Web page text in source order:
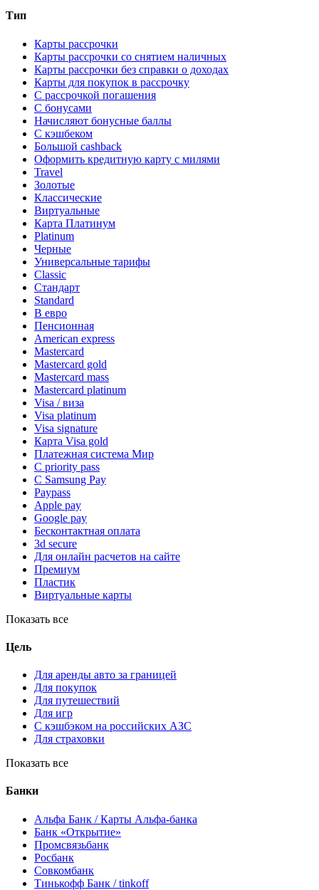
Тип
Карты рассрочки
Карты рассрочки со снятием наличных
Карты рассрочки без справки о доходах
Карты для покупок в рассрочку
С рассрочкой погашения
С бонусами
Начисляют бонусные баллы
С кэшбеком
Большой cashback
Оформить кредитную карту с милями
Travel
Золотые
Классические
Виртуальные
Карта Платинум
Platinum
Черные
Универсальные тарифы
Classic
Стандарт
Standard
В евро
Пенсионная
American express
Mastercard
Mastercard gold
Mastercard mass
Mastercard platinum
Visa / виза
Visa platinum
Visa signature
Карта Visa gold
Платежная система Мир
С priority pass
С Samsung Pay
Paypass
Apple pay
Google pay
Бесконтактная оплата
3d secure
Для онлайн расчетов на сайте
Премиум
Пластик
Виртуальные карты
Показать все
Цель
Для аренды авто за границей
Для покупок
Для путешествий
Для игр
С кэшбэком на российских АЗС
Для страховки
Показать все
Банки
Альфа Банк / Карты Альфа-банка
Банк «Открытие»
Промсвязьбанк
Росбанк
Совкомбанк
Тинькофф Банк / tinkoff